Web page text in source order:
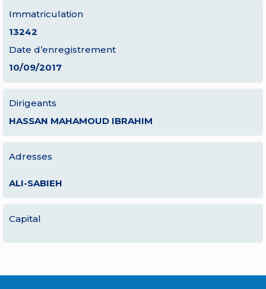
Immatriculation
13242
Date d’enregistrement
10/09/2017
Dirigeants
HASSAN MAHAMOUD IBRAHIM
Adresses
ALI-SABIEH
Capital